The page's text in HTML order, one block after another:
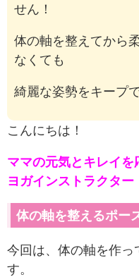
せん！
体の軸を整えてから
なくても
綺麗な姿勢をキープ
こんにちは！
ママの元気とキレイを
ヨガインストラクタ
体の軸を整えるポー
今回は、体の軸を作っ
す。